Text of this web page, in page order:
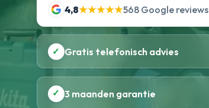
4,8★★★★★568 Google reviews
✓ Gratis telefonisch advies
✓ 3 maanden garantie